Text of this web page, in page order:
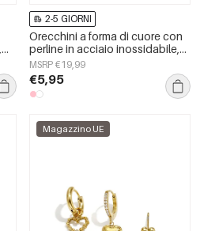
2-5 GIORNI
Orecchini a forma di cuore con
perline in acciaio inossidabile,
serie &quot;Cute Daily
Simple&quot;, gioielli da donna.
MSRP €19,99
€5,95
Magazzino UE